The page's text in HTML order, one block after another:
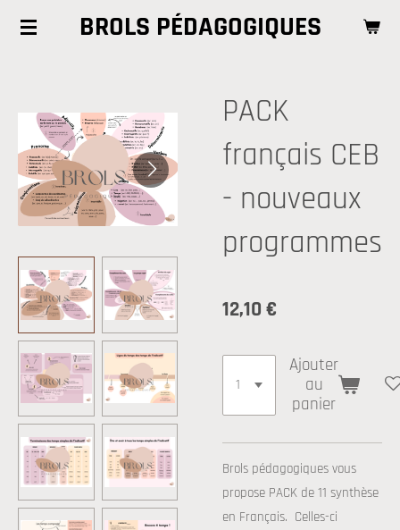
Passer
BROLS PÉDAGOGIQUES
PACK
français CEB
- nouveaux
programmes
12,10 €
Ajouter
au
panier
Brols pédagogiques vous
propose PACK de 11 synthèse
en Français. Celles-ci